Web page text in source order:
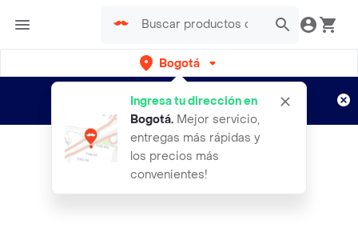
Bogotá
Ingresa tu dirección en
Bogotá. Mejor servicio,
entregas más rápidas y
los precios más
convenientes!
envíos gratis por semanas
Aplican TyC